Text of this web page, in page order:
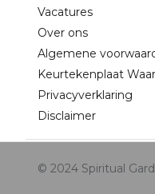
Vacatures
Over ons
Algemene
Keurtekenplaat
Privacyverklaring
Disclaimer
© 2024 Spiritual